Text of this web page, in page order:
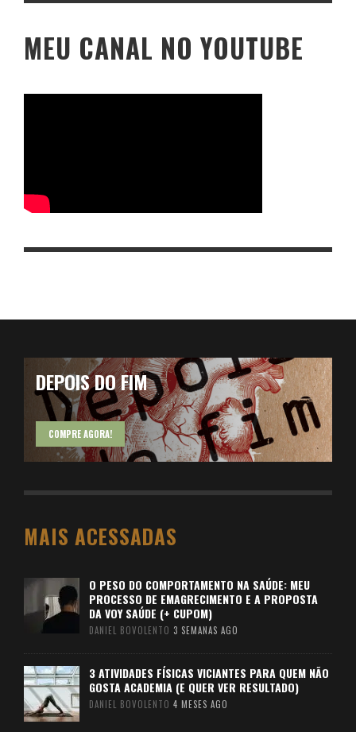
MEU CANAL NO YOUTUBE
DEPOIS DO FIM
COMPRE AGORA!
MAIS ACESSADAS
O PESO DO COMPORTAMENTO NA SAÚDE: MEU
PROCESSO DE EMAGRECIMENTO E A PROPOSTA
DA VOY SAÚDE (+ CUPOM)
DANIEL BOVOLENTO 3 SEMANAS AGO
3 ATIVIDADES FÍSICAS VICIANTES PARA QUEM NÃO
GOSTA ACADEMIA (E QUER VER RESULTADO)
DANIEL BOVOLENTO 4 MESES AGO